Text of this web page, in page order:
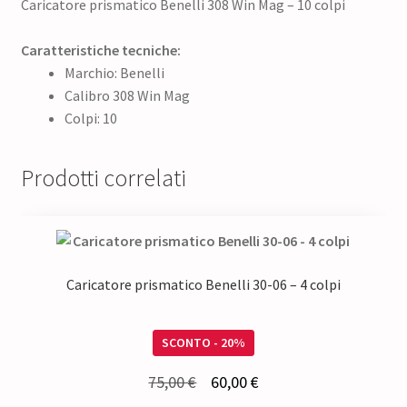
Caricatore prismatico Benelli 308 Win Mag – 10 colpi
Caratteristiche tecniche:
Marchio: Benelli
Calibro 308 Win Mag
Colpi: 10
Prodotti correlati
Caricatore prismatico Benelli 30-06 – 4 colpi
SCONTO - 20%
75,00€ 60,00€Il